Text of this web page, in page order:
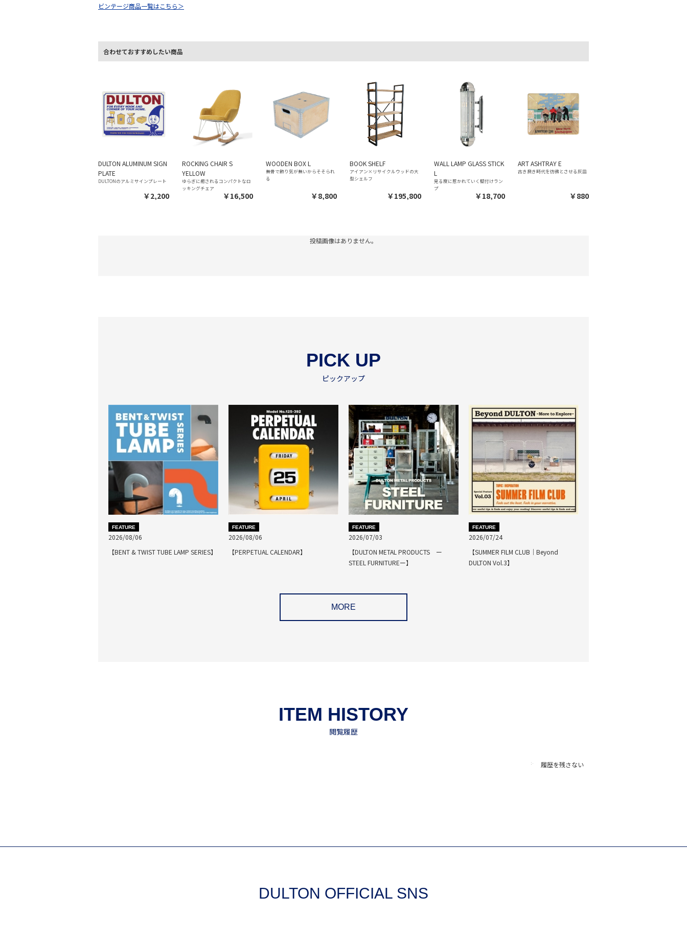
ビンテージ商品一覧はこちら＞
合わせておすすめしたい商品
DULTON ALUMINUM SIGN
PLATE
DULTONのアルミサインプレート
￥2,200
ROCKING CHAIR S
YELLOW
ゆらぎに癒されるコンパクトなロ
ッキングチェア
￥16,500
WOODEN BOX L
無骨で飾り気が無いからそそられ
る
￥8,800
BOOK SHELF
アイアン×リサイクルウッドの大
型シェルフ
￥195,800
WALL LAMP GLASS STICK
L
見る度に惹かれていく壁付けラン
プ
￥18,700
ART ASHTRAY E
古き良き時代を彷彿とさせる灰皿
￥880
投稿画像はありません。
PICK UP
ピックアップ
FEATURE
2026/08/06
【BENT & TWIST TUBE LAMP SERIES】
FEATURE
2026/08/06
【PERPETUAL CALENDAR】
FEATURE
2026/07/03
【DULTON METAL PRODUCTS ー
STEEL FURNITUREー】
FEATURE
2026/07/24
【SUMMER FILM CLUB｜Beyond
DULTON Vol.3】
MORE
履歴を残さない
DULTON OFFICIAL SNS